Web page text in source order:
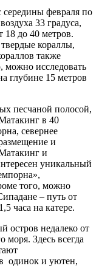
февраля по
33 градуса,
18 до 40 метров.
кораллы,
также
можно исследовать
глубине 15 метров
песчаной полосой,
в 40
севернее
и
и
уникальный
того, можно
– путь от
часа на катере.
остров недалеко от
моря. Здесь всегда
одинок и уютен,